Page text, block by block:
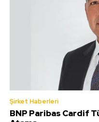
Şirket Haberleri
BNP Paribas Cardif